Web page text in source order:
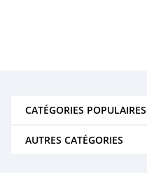
CATÉGORIES POPULAIRES
AUTRES CATÉGORIES